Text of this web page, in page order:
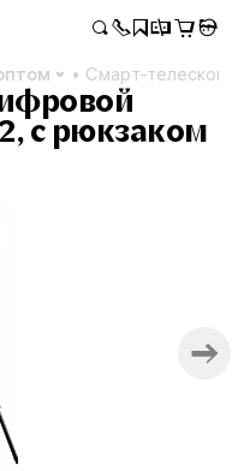
Смарт-телескоп
с рюкзаком